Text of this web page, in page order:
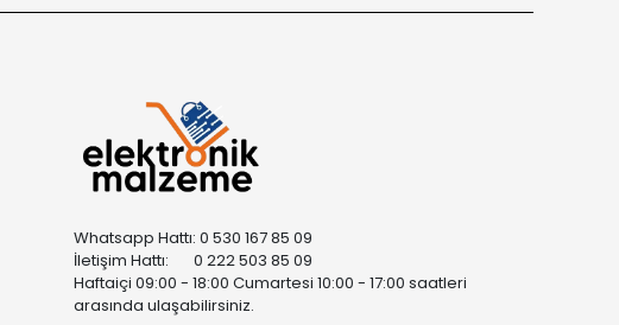
Whatsapp Hattı: 0 530 167 85 09
İletişim Hattı: 0 222 503 85 09
Haftaiçi 09:00 - 18:00 Cumartesi 10:00 - 17:00 saatleri
arasında ulaşabilirsiniz.